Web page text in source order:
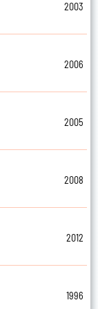
2003
2006
2005
2008
2012
1996